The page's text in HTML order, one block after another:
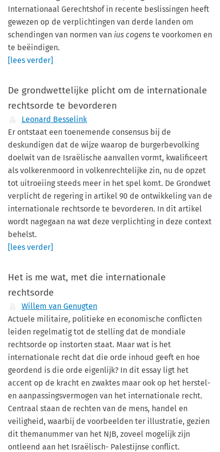
Internationaal Gerechtshof in recente beslissingen heeft
gewezen op de verplichtingen van derde landen om
schendingen van normen van ius cogens te voorkomen en
te beëindigen.
[lees verder]
De grondwettelijke plicht om de internationale
rechtsorde te bevorderen
Leonard Besselink
Er ontstaat een toenemende consensus bij de
deskundigen dat de wijze waarop de burgerbevolking
doelwit van de Israëlische aanvallen vormt, kwalificeert
als volkerenmoord in volkenrechtelijke zin, nu de opzet
tot uitroeiing steeds meer in het spel komt. De Grondwet
verplicht de regering in artikel 90 de ontwikkeling van de
internationale rechtsorde te bevorderen. In dit artikel
wordt nagegaan na wat deze verplichting in deze context
behelst.
[lees verder]
Het is me wat, met die internationale
rechtsorde
Willem van Genugten
Actuele militaire, politieke en economische conflicten
leiden regelmatig tot de stelling dat de mondiale
rechtsorde op instorten staat. Maar wat is het
internationale recht dat die orde inhoud geeft en hoe
geordend is die orde eigenlijk? In dit essay ligt het
accent op de kracht en zwaktes maar ook op het herstel-
en aanpassingsvermogen van het internationale recht.
Centraal staan de rechten van de mens, handel en
veiligheid, waarbij de voorbeelden ter illustratie, gezien
dit themanummer van het NJB, zoveel mogelijk zijn
ontleend aan het Israëlisch- Palestijnse conflict.